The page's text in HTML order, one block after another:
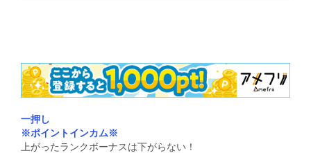
一押し
※ポイントインカム※
上がったランクボーナスは下がらない！